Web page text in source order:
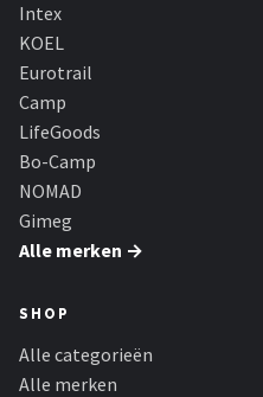
Intex
KOEL
Eurotrail
Camp
LifeGoods
Bo-Camp
NOMAD
Gimeg
Alle merken →
SHOP
Alle categorieën
Alle merken